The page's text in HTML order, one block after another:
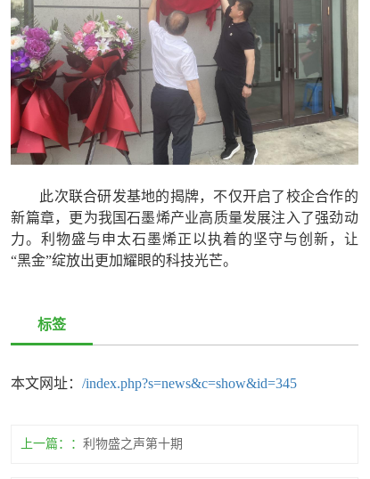
此次联合研发基地的揭牌，不仅开启了校企合作的
新篇章，更为我国石墨烯产业高质量发展注入了强劲动
力。利物盛与申太石墨烯正以执着的坚守与创新，让
“黑金”绽放出更加耀眼的科技光芒。
标签
本文网址：/index.php?s=news&c=show&id=345
上一篇： 利物盛之声第十期